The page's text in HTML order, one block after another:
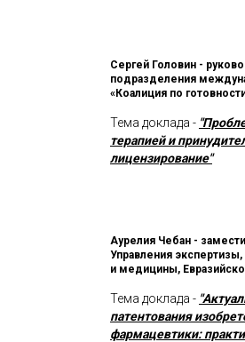
Сергей Головин -
подразделения
«Коалиция по
Тема доклада -
терапией и
лицензирование"
Аурелия Чебан -
Управления
и медицины,
Тема доклада -
патентования
фармацевтики: